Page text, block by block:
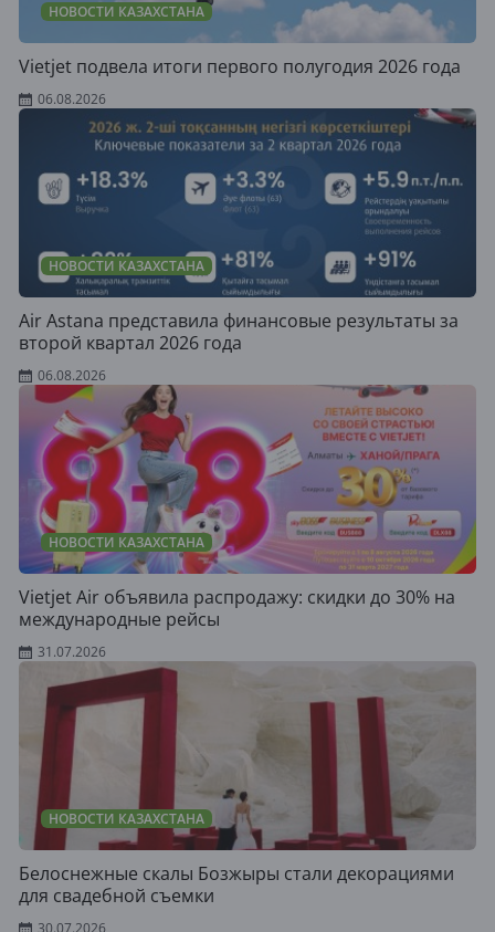
НОВОСТИ КАЗАХСТАНА
Vietjet подвела итоги первого полугодия 2026 года
06.08.2026
НОВОСТИ КАЗАХСТАНА
Air Astana представила финансовые результаты за
второй квартал 2026 года
06.08.2026
НОВОСТИ КАЗАХСТАНА
Vietjet Air объявила распродажу: скидки до 30% на
международные рейсы
31.07.2026
НОВОСТИ КАЗАХСТАНА
Белоснежные скалы Бозжыры стали декорациями
для свадебной съемки
30.07.2026